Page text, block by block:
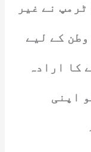
نے غیر
کے لیے
کا ارادہ
اپنی